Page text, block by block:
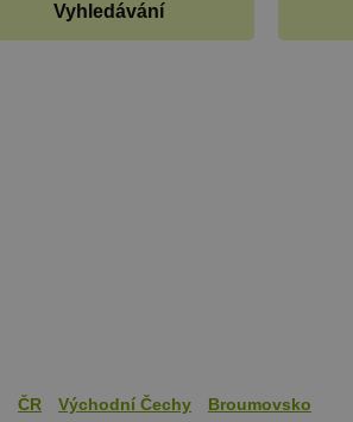
Vyhledávání
ČR Východní Čechy Broumovsko